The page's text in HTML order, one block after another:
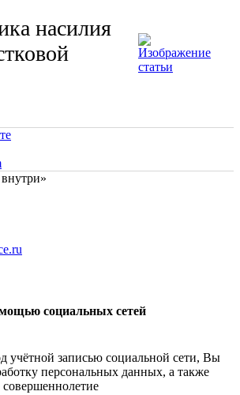
насилия
социальных сетей
учётной записью социальной сети, Вы
персональных данных, а также
совершеннолетие